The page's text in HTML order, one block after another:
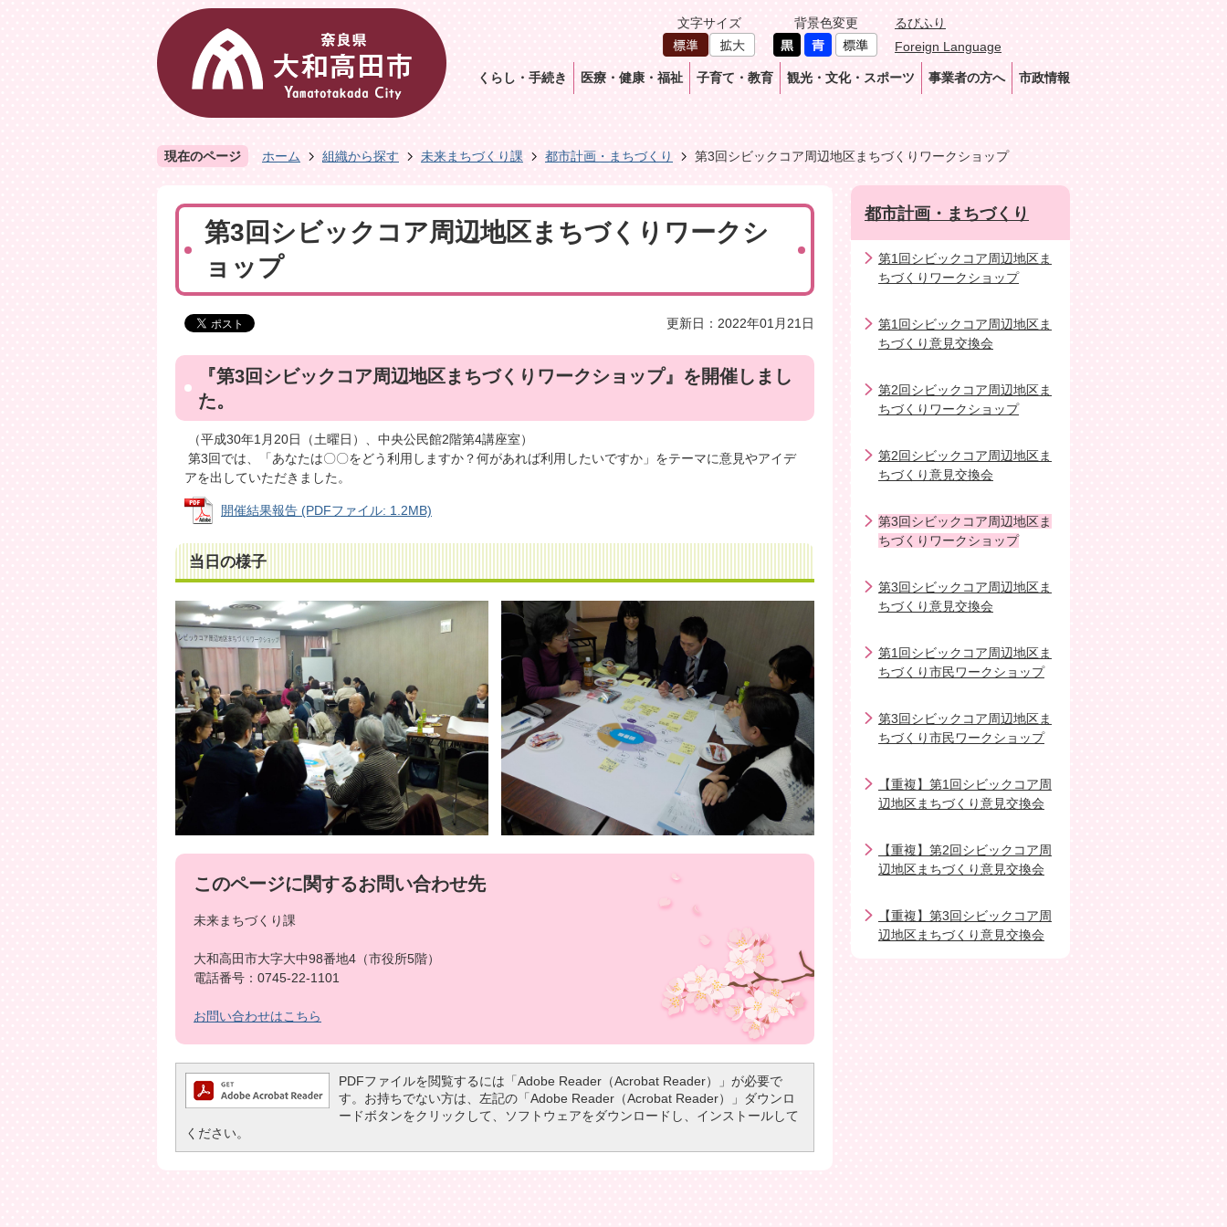
文字サイズ 背景色変更
るびふり
Foreign Language
くらし・手続き 医療・健康・福祉 子育て・教育 観光・文化・スポーツ 事業者の方へ 市政情報
現在のページ ホーム 組織から探す 未来まちづくり課 都市計画・まちづくり 第3回シビックコア周辺地区まちづくりワークショップ
第3回シビックコア周辺地区まちづくりワークシ
ョップ
更新日：2022年01月21日
『第3回シビックコア周辺地区まちづくりワークショップ』を開催しまし
た。
（平成30年1月20日（土曜日）、中央公民館2階第4講座室）
第3回では、「あなたは〇〇をどう利用しますか？何があれば利用したいですか」をテーマに意見やアイデ
アを出していただきました。
開催結果報告 (PDFファイル: 1.2MB)
当日の様子
このページに関するお問い合わせ先
未来まちづくり課
大和高田市大字大中98番地4（市役所5階）
電話番号：0745-22-1101
お問い合わせはこちら
PDFファイルを閲覧するには「Adobe Reader（Acrobat Reader）」が必要で
す。お持ちでない方は、左記の「Adobe Reader（Acrobat Reader）」ダウンロ
ードボタンをクリックして、ソフトウェアをダウンロードし、インストールして
ください。
都市計画・まちづくり
第1回シビックコア周辺地区ま
ちづくりワークショップ
第1回シビックコア周辺地区ま
ちづくり意見交換会
第2回シビックコア周辺地区ま
ちづくりワークショップ
第2回シビックコア周辺地区ま
ちづくり意見交換会
第3回シビックコア周辺地区ま
ちづくりワークショップ
第3回シビックコア周辺地区ま
ちづくり意見交換会
第1回シビックコア周辺地区ま
ちづくり市民ワークショップ
第3回シビックコア周辺地区ま
ちづくり市民ワークショップ
【重複】第1回シビックコア周
辺地区まちづくり意見交換会
【重複】第2回シビックコア周
辺地区まちづくり意見交換会
【重複】第3回シビックコア周
辺地区まちづくり意見交換会